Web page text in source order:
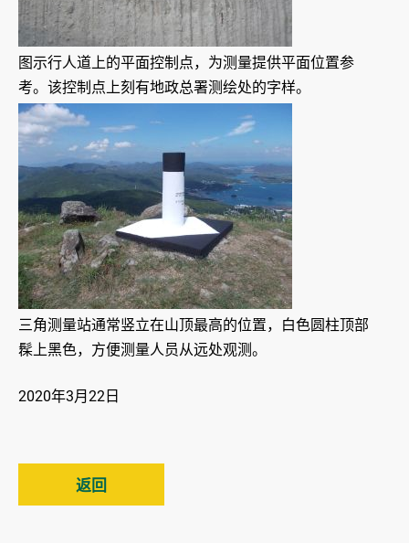
图示行人道上的平面控制点，为测量提供平面位置参
考。该控制点上刻有地政总署测绘处的字样。
三角测量站通常竖立在山顶最高的位置，白色圆柱顶部
髹上黑色，方便测量人员从远处观测。
2020年3月22日
返回